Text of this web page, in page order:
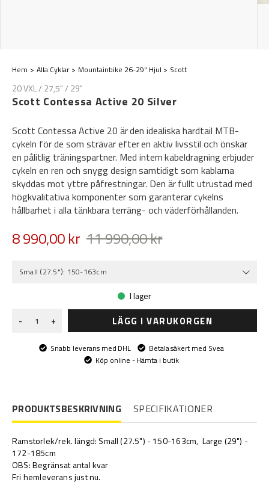
Hem Alla Cyklar Mountainbike 26-29" Hjul Scott
20 VXL / 27,5" / 29"
Scott Contessa Active 20 Silver
Scott Contessa Active 20 är den idealiska hardtail MTB-
cykeln för de som strävar efter en aktiv livsstil och önskar
en pålitlig träningspartner. Med intern kabeldragning erbjuder
cykeln en ren och snygg design samtidigt som kablarna
skyddas mot yttre påfrestningar. Den är fullt utrustad med
högkvalitativa komponenter som garanterar cykelns
hållbarhet i alla tänkbara terräng- och väderförhållanden.
8 990,00 kr 11 990,00 kr
Small (27.5"): 150-163cm
I lager
-
+ LÄGG I VARUKORGEN
Snabb leverans med DHL
Betala säkert med Svea
Köp online - Hämta i butik
PRODUKTSBESKRIVNING SPECIFIKATIONER
Ramstorlek/rek. längd: Small (27.5") - 150-163cm, Large (29") -
172-185cm
OBS: Begränsat antal kvar
Fri hemleverans just nu.